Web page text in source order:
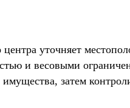
центра уточняет
и весовыми
затем